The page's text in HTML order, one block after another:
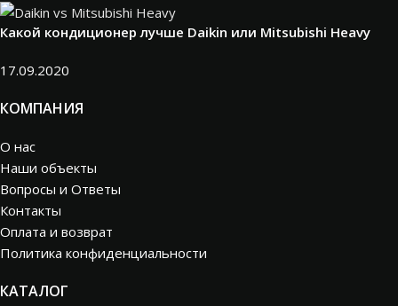
Какой кондиционер лучше Daikin или Mitsubishi Heavy
17.09.2020
КОМПАНИЯ
О нас
Наши объекты
Вопросы и Ответы
Контакты
Оплата и возврат
Политика конфиденциальности
КАТАЛОГ